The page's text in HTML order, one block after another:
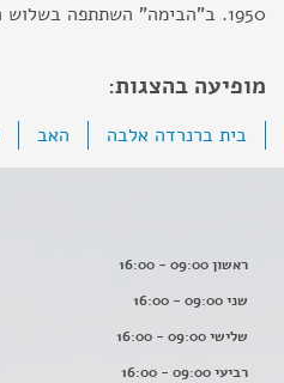
1950. ב"הבימה" השתתפה בשלוש הצגות.
מופיעה בהצגות:
בית ברנרדה אלבה האב
ראשון 09:00 - 16:00
שני 09:00 - 16:00
שלישי 09:00 - 16:00
רביעי 09:00 - 16:00